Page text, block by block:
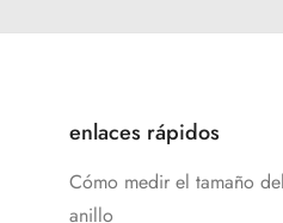
enlaces rápidos
Cómo medir el tamaño del
anillo